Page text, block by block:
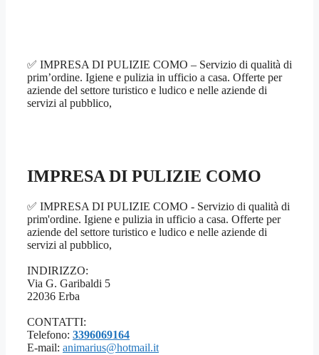
✅ IMPRESA DI PULIZIE COMO – Servizio di qualità di
prim’ordine. Igiene e pulizia in ufficio a casa. Offerte per
aziende del settore turistico e ludico e nelle aziende di
servizi al pubblico,
IMPRESA DI PULIZIE COMO
✅ IMPRESA DI PULIZIE COMO - Servizio di qualità di
prim'ordine. Igiene e pulizia in ufficio a casa. Offerte per
aziende del settore turistico e ludico e nelle aziende di
servizi al pubblico,
INDIRIZZO:
Via G. Garibaldi 5
22036 Erba
CONTATTI:
Telefono: 3396069164
E-mail: animarius@hotmail.it